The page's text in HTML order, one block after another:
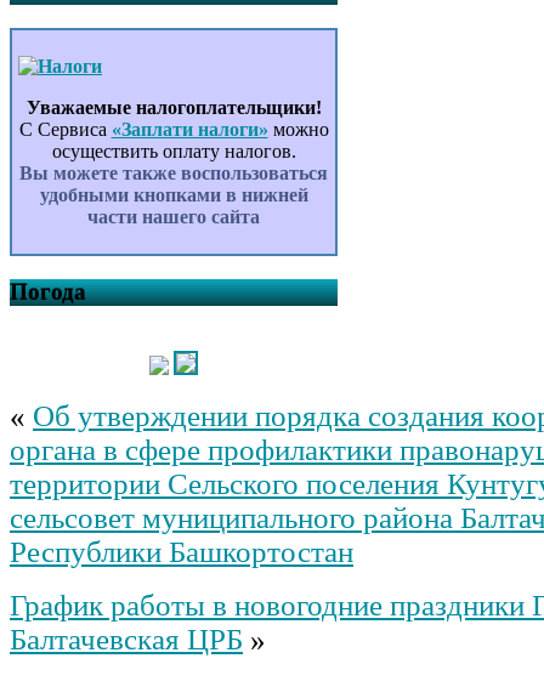
Уважаемые налогоплательщики!
С Сервиса «Заплати налоги» можно
осуществить оплату налогов.
Вы можете также воспользоваться
удобными кнопками в нижней
части нашего сайта
Погода
« Об утверждении порядка создания
органа в сфере профилактики
территории Сельского поселения
сельсовет муниципального района
Республики Башкортостан
График работы в новогодние праздники
Балтачевская ЦРБ »